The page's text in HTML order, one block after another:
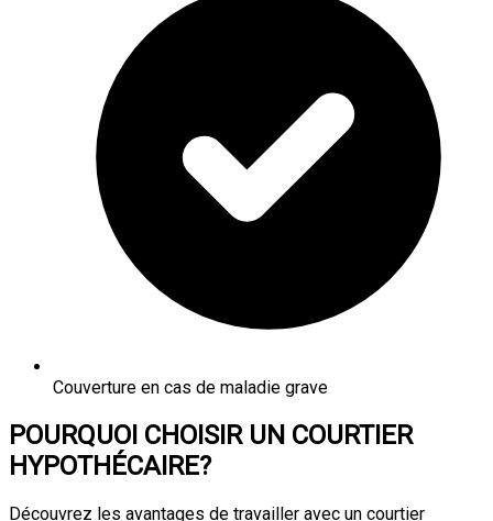
Couverture en cas de maladie grave
POURQUOI CHOISIR UN COURTIER
HYPOTHÉCAIRE?
Découvrez les avantages de travailler avec un courtier